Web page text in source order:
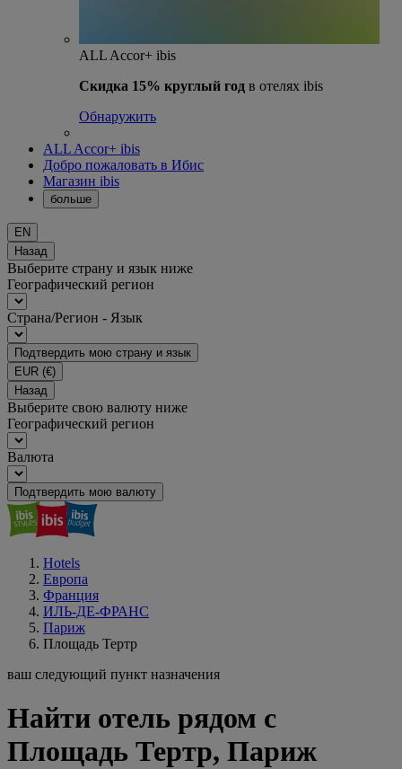
ALL Accor+ ibis
Скидка 15% круглый год в отелях ibis
Обнаружить
ALL Accor+ ibis
Добро пожаловать в Ибис
Магазин ibis
больше
EN
Назад
Выберите страну и язык ниже
Географический регион
Страна/Регион - Язык
Подтвердить мою страну и язык
EUR (€)
Назад
Выберите свою валюту ниже
Географический регион
Валюта
Подтвердить мою валюту
Hotels
Европа
Франция
ИЛЬ-ДЕ-ФРАНС
Париж
Площадь Тертр
ваш следующий пункт назначения
Найти отель рядом с
Площадь Тертр, Париж